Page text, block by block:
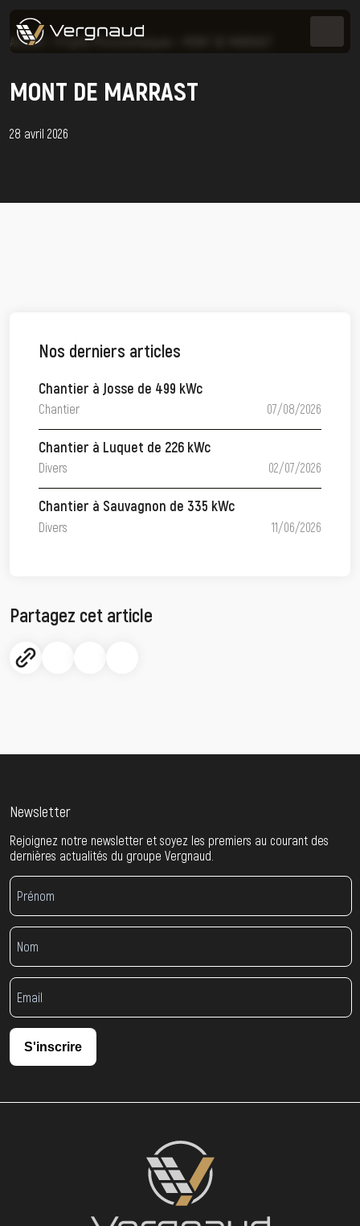
Accueil Projets Photovoltaïques
MONT DE MARRAST
28 avril 2026
Nos derniers articles
Chantier à Josse de 499 kWc
Chantier 07/08/2026
Chantier à Luquet de 226 kWc
Divers 02/07/2026
Chantier à Sauvagnon de 335 kWc
Divers 11/06/2026
Partagez cet article
Newsletter
Rejoignez notre newsletter et soyez les premiers au courant des
dernières actualités du groupe Vergnaud.
S'inscrire